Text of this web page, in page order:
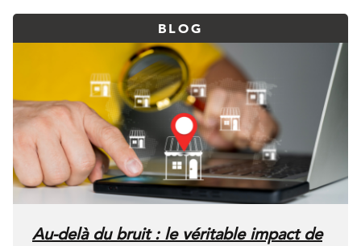
BLOG
Au-delà du bruit : le véritable impact de